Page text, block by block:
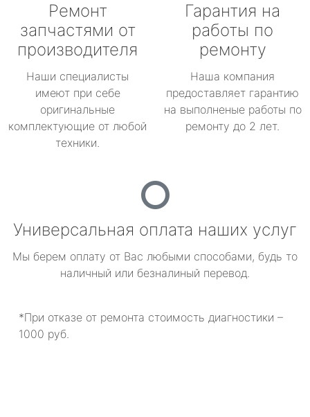
Ремонт
запчастями от
производителя
Наши специалисты
имеют при себе
оригинальные
комплектующие от любой
техники.
Гарантия на
работы по
ремонту
Наша компания
предоставляет гарантию
на выполненые работы по
ремонту до 2 лет.
Универсальная оплата наших услуг
Мы берем оплату от Вас любыми способами, будь то
наличный или безналиный перевод.
*При отказе от ремонта стоимость диагностики –
1000 руб.